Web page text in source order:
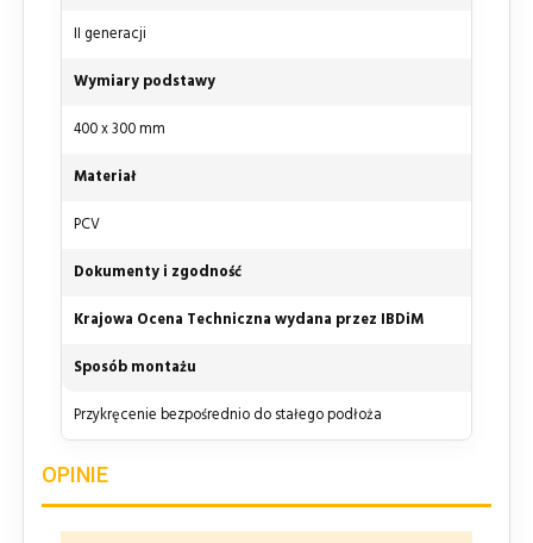
II generacji
Wymiary podstawy
400 x 300 mm
Materiał
PCV
Dokumenty i zgodność
Krajowa Ocena Techniczna wydana przez IBDiM
Sposób montażu
Przykręcenie bezpośrednio do stałego podłoża
OPINIE